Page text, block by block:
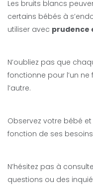
Les bruits blancs
certains bébés à
utiliser avec prudence
N’oubliez pas que
fonctionne pour l’un
l’autre.
Observez votre bébé
fonction de ses
N’hésitez pas à
questions ou des